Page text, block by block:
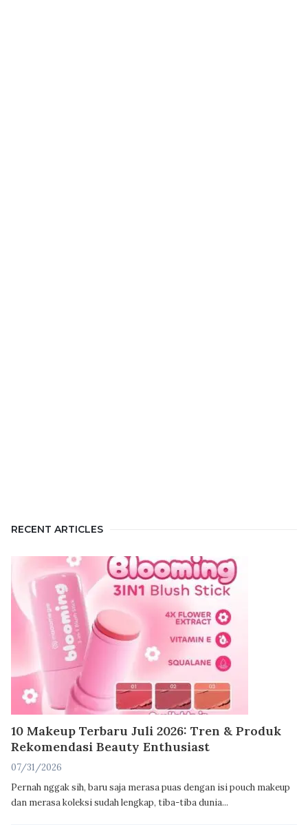
RECENT ARTICLES
10 Makeup Terbaru Juli 2026: Tren & Produk
Rekomendasi Beauty Enthusiast
07/31/2026
Pernah nggak sih, baru saja merasa puas dengan isi pouch makeup
dan merasa koleksi sudah lengkap, tiba-tiba dunia...